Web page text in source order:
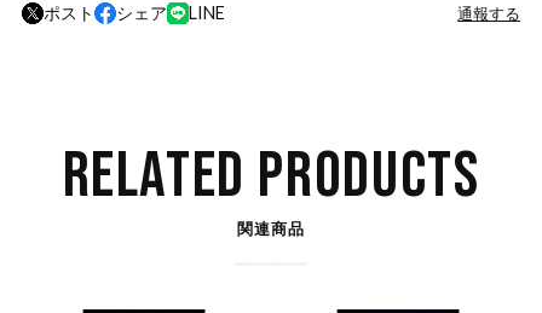
ポスト シェア LINE 通報する
RELATED PRODUCTS
関連商品